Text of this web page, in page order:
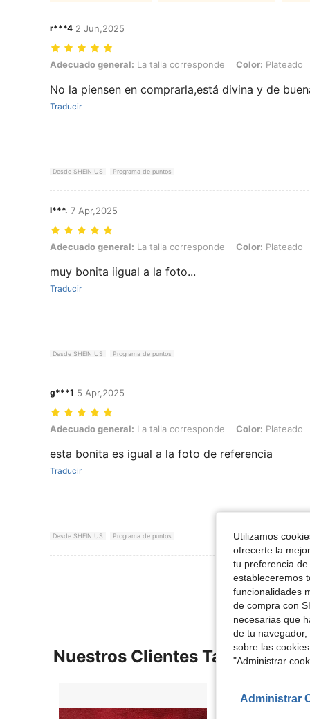
r***4 2 Jun,2025
Adecuado general: La talla corresponde, Color: Plateado, Talla:
Adecuado general: La talla corresponde Color: Plateado
No la piensen en comprarla,está divina y de
Traducir
Desde SHEIN US Programa de puntos
l***. 7 Apr,2025
Adecuado general: La talla corresponde, Color: Plateado, Talla:
Adecuado general: La talla corresponde Color: Plateado
muy bonita iigual a la foto...
Traducir
Desde SHEIN US Programa de puntos
g***1 5 Apr,2025
Adecuado general: La talla corresponde, Color: Plateado, Talla:
Adecuado general: La talla corresponde Color: Plateado
esta bonita es igual a la foto de referencia
Traducir
Desde SHEIN US Programa de puntos
Ver Más
Nuestros Clientes También
Utilizamos
ofrecerte la
tu preferencia
estableceremos
funcionalidades
de compra con
necesarias que
de tu
sobre las
"Administrar
Administrar